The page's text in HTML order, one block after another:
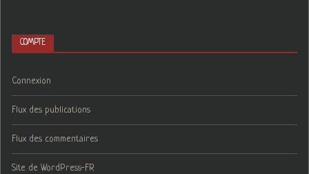
COMPTE
Connexion
Flux des publications
Flux des commentaires
Site de WordPress-FR